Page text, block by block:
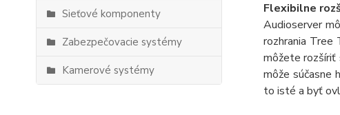
Sieťové komponenty
Zabezpečovacie systémy
Kamerové systémy
Flexibilne
Audioserver
rozhrania Tree
môžete rozšíriť
môže súčasne
to isté a byť